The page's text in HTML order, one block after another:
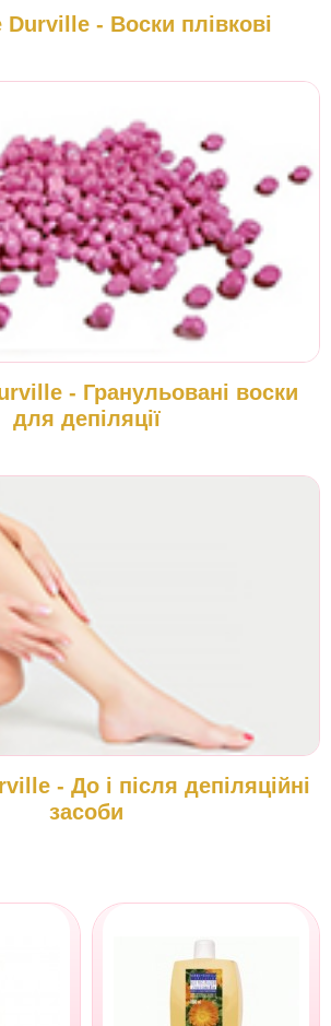
Durville - Воски плівкові
- Гранульовані воски
для депіляції
- До і після депіляційні
засоби